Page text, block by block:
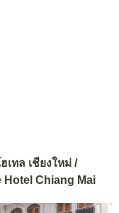
ทล เชียงใหม่ /
Hotel Chiang Mai